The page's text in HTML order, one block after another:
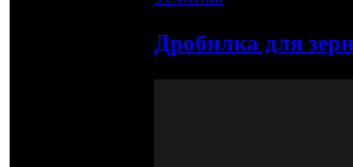
Дробилка для